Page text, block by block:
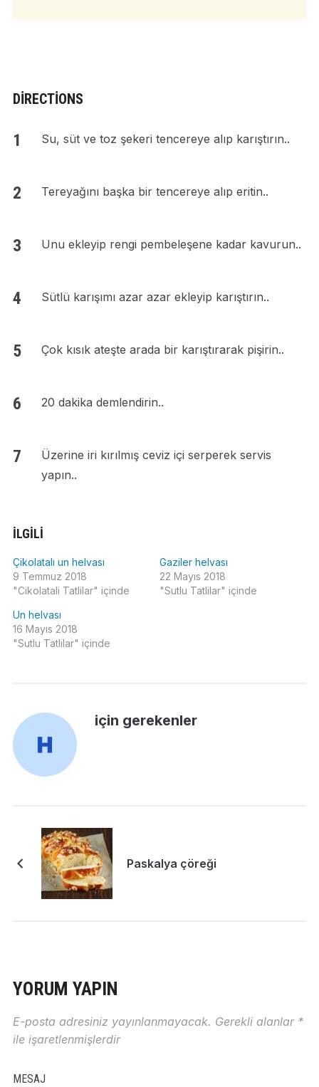
DIRECTIONS
Su, süt ve toz şekeri tencereye alıp karıştırın..
Tereyağını başka bir tencereye alıp eritin..
Unu ekleyip rengi pembeleşene kadar kavurun..
Sütlü karışımı azar azar ekleyip karıştırın..
Çok kısık ateşte arada bir karıştırarak pişirin..
20 dakika demlendirin..
Üzerine iri kırılmış ceviz içi serperek servis
yapın..
İLGILI
Çikolatalı un helvası
9 Temmuz 2018
"Cikolatali Tatlilar" içinde
Gaziler helvası
22 Mayıs 2018
"Sutlu Tatlilar" içinde
Un helvası
16 Mayıs 2018
"Sutlu Tatlilar" içinde
için gerekenler
Paskalya çöreği
YORUM YAPIN
E-posta adresiniz yayınlanmayacak. Gerekli alanlar *
ile işaretlenmişlerdir
MESAJ